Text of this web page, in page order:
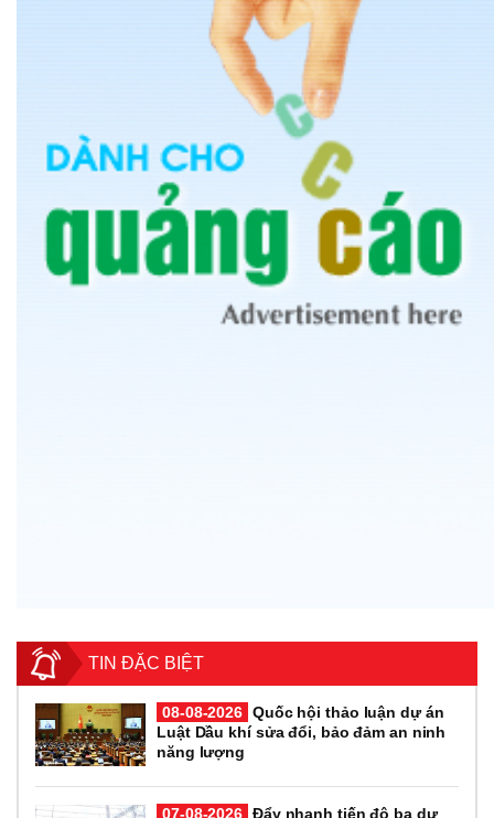
TIN ĐẶC BIỆT
08-08-2026 Quốc hội thảo luận dự án
Luật Dầu khí sửa đổi, bảo đảm an ninh
năng lượng
07-08-2026 Đẩy nhanh tiến độ ba dự